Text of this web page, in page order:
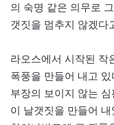
의 숙명 같은 의무로
갯짓을 멈추지 않겠다
라오스에서 시작된 작
폭풍을 만들어 내고
부장의 보이지 않는
이 날갯짓을 만들어